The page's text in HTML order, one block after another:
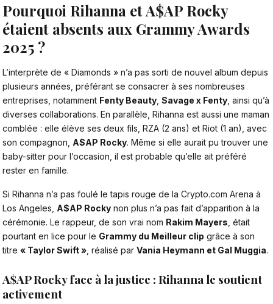
Pourquoi Rihanna et A$AP Rocky
étaient absents aux Grammy Awards
2025 ?
L’interprète de « Diamonds » n’a pas sorti de nouvel album depuis
plusieurs années, préférant se consacrer à ses nombreuses
entreprises, notamment Fenty Beauty Savage x Fenty , ainsi qu’à
diverses collaborations. En parallèle, Rihanna est aussi une maman
comblée : elle élève ses deux fils, RZA (2 ans) et Riot (1 an), avec
son compagnon, A$AP Rocky. Même si elle aurait pu trouver une
baby-sitter pour l’occasion, il est probable qu’elle ait préféré
rester en famille.
Si Rihanna n’a pas foulé le tapis rouge de la Crypto.com Arena à
Los Angeles, A$AP Rocky non plus n’a pas fait d’apparition à la
cérémonie. Le rappeur, de son vrai nom Rakim Mayers , était
pourtant en lice pour le Grammy du Meilleur clip grâce à son
titre « Taylor Swift » , réalisé par Vania Heymann et Gal Muggia.
A$AP Rocky face à la justice : Rihanna le soutient
activement